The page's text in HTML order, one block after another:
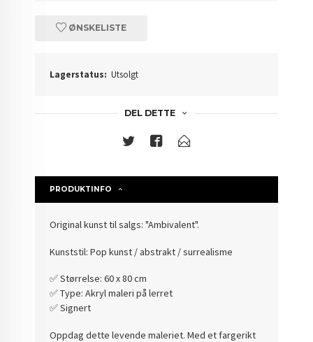
ØNSKELISTE
Lagerstatus: Utsolgt
DEL DETTE
PRODUKTINFO
Original kunst til salgs: "Ambivalent".
Kunststil: Pop kunst / abstrakt / surrealisme
✅️ Størrelse: 60 x 80 cm
✅️ Type: Akryl maleri på lerret
✅️ Signert
Oppdag dette levende maleriet. Med et fargerikt